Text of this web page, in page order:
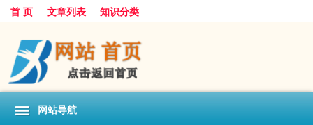
首 页 文章列表 知识分类
网站导航